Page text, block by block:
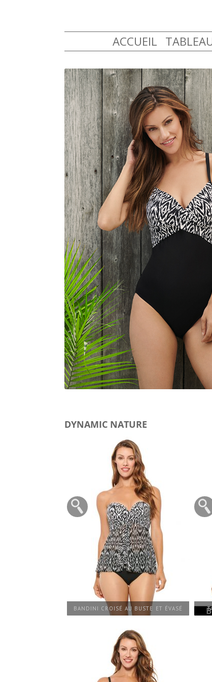
ACCUEIL
DYNAMIC NATURE
BANDINI CROISÉ AU BUSTE ET ÉVASÉ